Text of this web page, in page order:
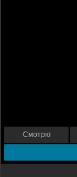
Смотрю